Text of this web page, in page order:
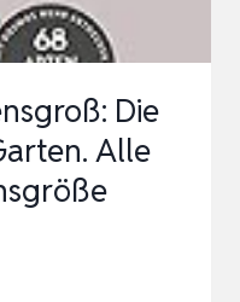
Die
Alle